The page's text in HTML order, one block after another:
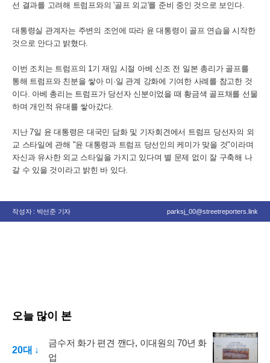
선 결과를 고려해 트럼프와의 '골프 외교'를 준비 중인 것으로 보인다.
대통령실 관계자는 주변의 조언에 따라 윤 대통령이 골프 연습을 시작한
것으로 안다고 밝혔다.
이번 조치는 트럼프의 1기 재임 시절 아베 신조 전 일본 총리가 골프를
통해 트럼프와 친분을 쌓아 미·일 관계 강화에 기여한 사례를 참고한 것
이다. 아베 총리는 트럼프가 당선자 신분이었을 때 황금색 골프채를 선물
하며 개인적 유대를 쌓아갔다.
지난 7일 윤 대통령은 대국민 담화 및 기자회견에서 트럼프 당선자의 외
교 스타일에 관해 "윤 대통령과 트럼프 당선인의 케미가 맞을 것"이라며
자신과 유사한 외교 스타일을 가지고 있다며 별 문제 없이 잘 구축해 나
갈 수 있을 것이라고 밝힌 바 있다.
작성자 : 박선준 기자 parksj_00@streetreporters.link
오늘 많이 본
20대 ↓
금수저 화가 편견 깬다, 이대원의 70년 화
업